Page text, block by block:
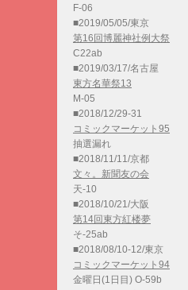
F-06
■2019/05/05/東京
第16回博麗神社例大祭
C22ab
■2019/03/17/名古屋
東方名華祭13
M-05
■2018/12/29-31
コミックマーケット95
抽選漏れ
■2018/11/11/京都
文々。新聞友の会
天-10
■2018/10/21/大阪
第14回東方紅楼夢
そ-25ab
■2018/08/10-12/東京
コミックマーケット94
金曜日(1日目) O-59b